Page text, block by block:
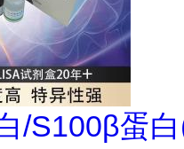
/S100β蛋